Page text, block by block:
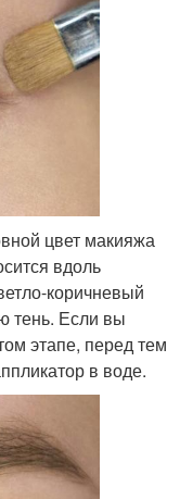
цвет макияжа
вдоль
коричневый
тень. Если вы
этапе, перед тем
в воде.